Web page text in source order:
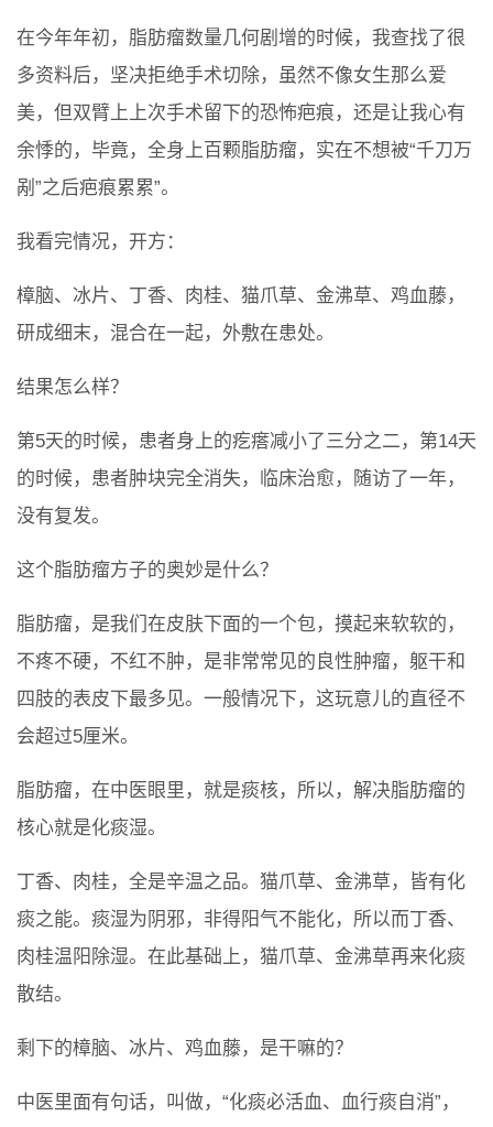
在今年年初，脂肪瘤数量几何剧增的时候，我查找了很
多资料后，坚决拒绝手术切除，虽然不像女生那么爱
美，但双臂上上次手术留下的恐怖疤痕，还是让我心有
余悸的，毕竟，全身上百颗脂肪瘤，实在不想被“千刀万
剐”之后疤痕累累”。
我看完情况，开方：
樟脑、冰片、丁香、肉桂、猫爪草、金沸草、鸡血藤，
研成细末，混合在一起，外敷在患处。
结果怎么样？
第5天的时候，患者身上的疙瘩减小了三分之二，第14天
的时候，患者肿块完全消失，临床治愈，随访了一年，
没有复发。
这个脂肪瘤方子的奥妙是什么？
脂肪瘤，是我们在皮肤下面的一个包，摸起来软软的，
不疼不硬，不红不肿，是非常常见的良性肿瘤，躯干和
四肢的表皮下最多见。一般情况下，这玩意儿的直径不
会超过5厘米。
脂肪瘤，在中医眼里，就是痰核，所以，解决脂肪瘤的
核心就是化痰湿。
丁香、肉桂，全是辛温之品。猫爪草、金沸草，皆有化
痰之能。痰湿为阴邪，非得阳气不能化，所以而丁香、
肉桂温阳除湿。在此基础上，猫爪草、金沸草再来化痰
散结。
剩下的樟脑、冰片、鸡血藤，是干嘛的？
中医里面有句话，叫做，“化痰必活血、血行痰自消”，